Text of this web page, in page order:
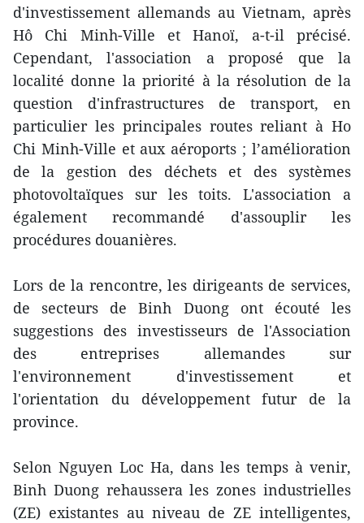
d'investissement allemands au Vietnam, après
Hô Chi Minh-Ville et Hanoï, a-t-il précisé.
Cependant, l'association a proposé que la
localité donne la priorité à la résolution de la
question d'infrastructures de transport, en
particulier les principales routes reliant à Ho
Chi Minh-Ville et aux aéroports ; l’amélioration
de la gestion des déchets et des systèmes
photovoltaïques sur les toits. L'association a
également recommandé d'assouplir les
procédures douanières.
Lors de la rencontre, les dirigeants de services,
de secteurs de Binh Duong ont écouté les
suggestions des investisseurs de l'Association
des entreprises allemandes sur
l'environnement d'investissement et
l'orientation du développement futur de la
province.
Selon Nguyen Loc Ha, dans les temps à venir,
Binh Duong rehaussera les zones industrielles
(ZE) existantes au niveau de ZE intelligentes,